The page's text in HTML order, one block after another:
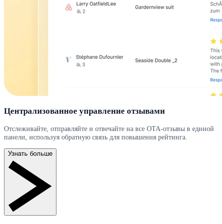
Централизованное управление отзывами
Отслеживайте, отправляйте и отвечайте на все OTA-отзывы в единой
панели, используя обратную связь для повышения рейтинга.
Узнать больше